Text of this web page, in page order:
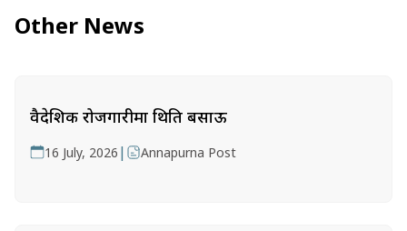
Other News
वैदेशिक रोजगारीमा थिति बसाऊ
16 July, 2026 | Annapurna Post